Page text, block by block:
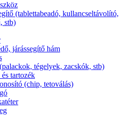
(tablettabeadó, kullancseltávolító,
stb)
járássegítő hám
tégelyek, zacskók, stb)
tartozék
(chip, tetoválás)